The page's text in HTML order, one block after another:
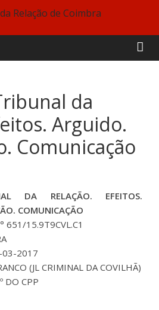
da
Arguido.
Comunicação
DA RELAÇÃO. EFEITOS.
COMUNICAÇÃO
651/15.9T9CVL.C1
03-2017
(JL CRIMINAL DA COVILHÃ)
DO CPP